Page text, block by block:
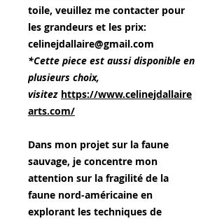
toile, veuillez me contacter pour
les grandeurs et les prix:
celinejdallaire@gmail.com
*Cette piece est aussi disponible en
plusieurs choix,
visitez https://www.celinejdallaire
arts.com/
Dans mon projet sur la faune
sauvage, je concentre mon
attention sur la fragilité de la
faune nord-américaine en
explorant les techniques de